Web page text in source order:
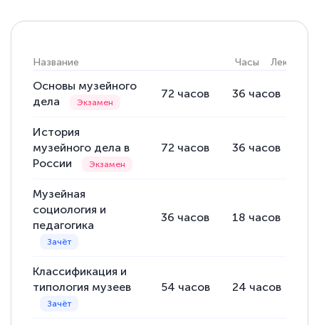
количество тематической литературы,
прохождения курса, удобная система
аттестации, проблем не возникло ни на
каком этапе…
Название Часы Лекции
Основы музейного
дела
72 часов 36 часов
История
музейного дела в
России
72 часов 36 часов
Музейная
социология и
педагогика
36 часов 18 часов
Классификация и
типология музеев
54 часов 24 часов